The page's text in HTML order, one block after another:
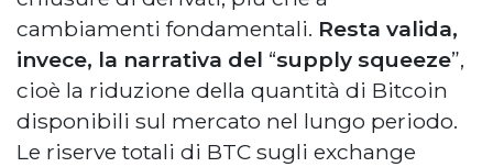
cambiamenti fondamentali. Resta valida,
invece, la narrativa del “supply squeeze”,
cioè la riduzione della quantità di Bitcoin
disponibili sul mercato nel lungo periodo.
Le riserve totali di BTC sugli exchange